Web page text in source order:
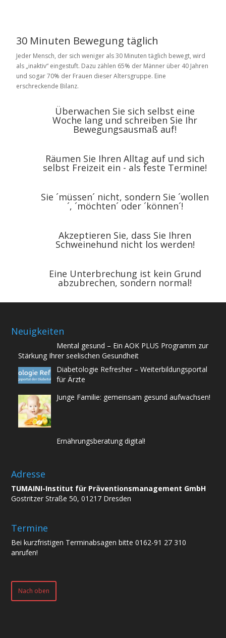
30 Minuten Bewegung täglich
Jeder Mensch, der sich weniger als 30 Minuten täglich bewegt, wird
als „inaktiv“ eingestuft. Dazu zählen 65% der Männer über 40 Jahren
und sogar 70% der Frauen dieser Altersgruppe. Eine
erschreckende Bilanz.
Überwachen Sie sich selbst eine
Woche lang und schreiben Sie Ihr
Bewegungsausmaß auf!
Räumen Sie Ihren Alltag auf und sich
selbst Freizeit ein - als feste Termine!
Sie ´müssen´ nicht, sondern Sie ´wollen
´, ´möchten´ oder ´können´!
Akzeptieren Sie, dass Sie Ihren
Schweinehund nicht los werden!
Eine Unterbrechung ist kein Grund
abzubrechen, sondern normal!
Neuigkeiten
Mental gesund – Ein AOK PLUS Programm zur
Stärkung Ihrer seelischen Gesundheit
Diabetologie Refresher – Weiterbildungsportal
für Ärzte
Junge Familie: gemeinsam gesund aufwachsen!
Ernährungsberatung digital!
Adresse
TUMAINI-Institut für Präventionsmanagement GmbH
Gostritzer Straße 50, 01217 Dresden
Termine
Bei kurzfristigen Terminabsagen bitte 0162-91 27 310
anrufen!
Nach oben